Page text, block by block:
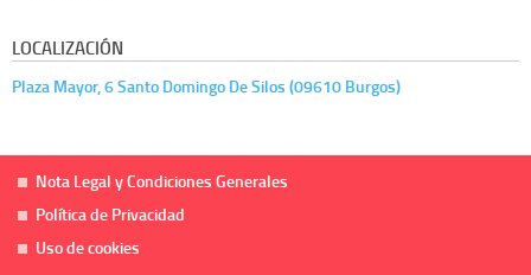
LOCALIZACIÓN
Plaza Mayor, 6 Santo Domingo De Silos (09610 Burgos)
Nota Legal y Condiciones Generales
Política de Privacidad
Uso de cookies